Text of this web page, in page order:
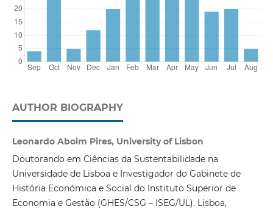
AUTHOR BIOGRAPHY
Leonardo Aboim Pires, University of Lisbon
Doutorando em Ciências da Sustentabilidade na
Universidade de Lisboa e Investigador do Gabinete de
História Económica e Social do Instituto Superior de
Economia e Gestão (GHES/CSG – ISEG/UL). Lisboa,